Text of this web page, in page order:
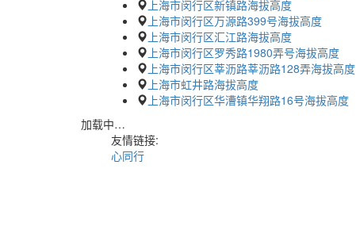
上海市闵行区新镇路海拔高度
上海市闵行区万源路399号海拔高度
上海市闵行区汇江路海拔高度
上海市闵行区罗秀路1980弄号海拔高度
上海市闵行区莘沥路莘沥路128弄海拔高度
上海市虹井路海拔高度
上海市闵行区华漕镇华翔路16号海拔高度
加载中…
友情链接:
心同行